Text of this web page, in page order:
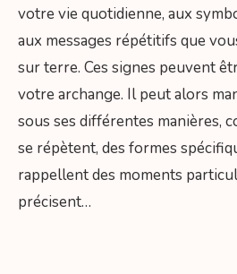
votre vie quotidienne, aux
aux messages répétitifs que
sur terre. Ces signes peuvent
votre archange. Il peut alors
sous ses différentes manières,
se répètent, des formes
rappellent des moments
précisent…